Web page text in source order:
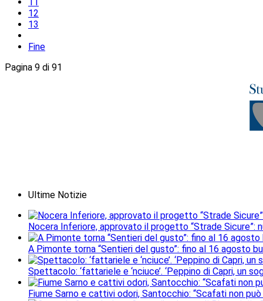
12
13
Fine
Pagina 9 di 91
Ultime Notizie
Nocera Inferiore, approvato il progetto “Strade
A Pimonte torna “Sentieri del gusto”: fino al 16 agosto
Spettacolo: ‘fattariele e ‘nciuce’. ‘Peppino di Capri, un
Fiume Sarno e cattivi odori, Santocchio: “Scafati non